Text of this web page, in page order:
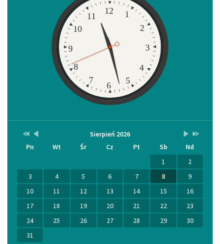
1
2
3
4
5
6
7
8
9
10
11
12
Kalendarz Lista
wydarzeń
Sierpień 2026Brak
w
Przestaw
na
Przestaw
na
Przestaw
na
Wrzesień
2026
Przestaw
na
Sierpień
2027
Pn Wt Śr Cz Pt Sb
Nd
1
2
3
4 5 6 7 8
9
10
11 12 13 14 15
16
17
18 19 20 21 22
23
24
25 26 27 28 29
30
31